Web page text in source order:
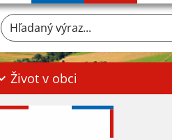
Hľadaný výraz...
Život v obci